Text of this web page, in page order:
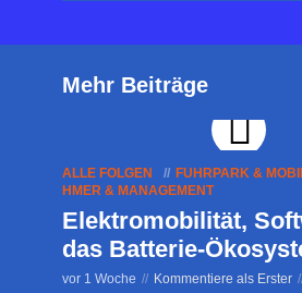
Mehr Beiträge
ALLE FOLGEN FUHRPARK &
HMER & MANAGEMENT
Elektromobilität,
das Batterie-
vor 1 Woche Kommentiere als Erster